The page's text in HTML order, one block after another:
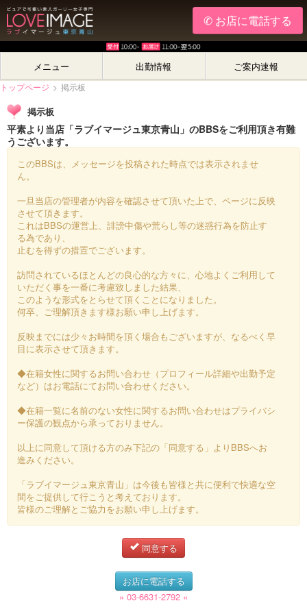
✆ お店に電話する
メニュー 出勤情報 ご案内速報
トップページ > 掲示板
掲示板
平素より当店「ラブイマージュ東京青山」のBBSをご利用頂き有難
うございます。
このBBSは、メッセージを投稿された時点では表示されませ
ん。
一旦当店の管理者が内容を確認させて頂いた上で、ページに反映
させて頂きます。
これはBBSの運営上、誹謗中傷や荒らし等の迷惑行為を防止す
る為であり、
止むを得ずの措置でございます。
訪問されているほとんどの良心的な方々に、心地よくご利用して
いただく事を一番に考慮致しました結果、
このような形式をとらせて頂くことになりました。
何卒、ご理解頂きます様お願い申し上げます。
反映までには少々お時間を頂く場合もございますが、なるべく早
目に表示させて頂きます。
◆在籍女性に関するお問い合わせ（プロフィール詳細や出勤予定
など）はお電話にてお問い合わせください。
◆在籍一覧に名前のない女性に関するお問い合わせはプライバシ
ー保護の観点から承っておりません。
以上に同意して頂ける方のみ下記の「同意する」よりBBSへお
進みください。
「ラブイマージュ東京青山」は今後も皆様と共に便利で快適な空
間をご提供して行こうと考えております。
皆様のご理解とご協力をお願い申し上げます。
同意する
お店に電話する
» 03-6631-2792 «